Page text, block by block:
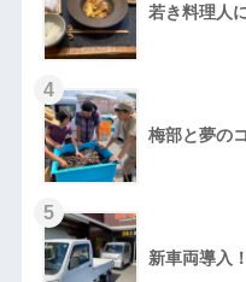
若き料理人
4
梅部と夢の
5
新車両導入！